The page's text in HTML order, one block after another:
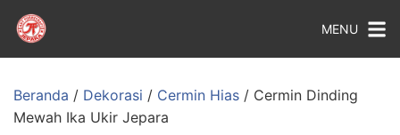
MENU
Beranda / Dekorasi / Cermin Hias / Cermin Dinding
Mewah Ika Ukir Jepara